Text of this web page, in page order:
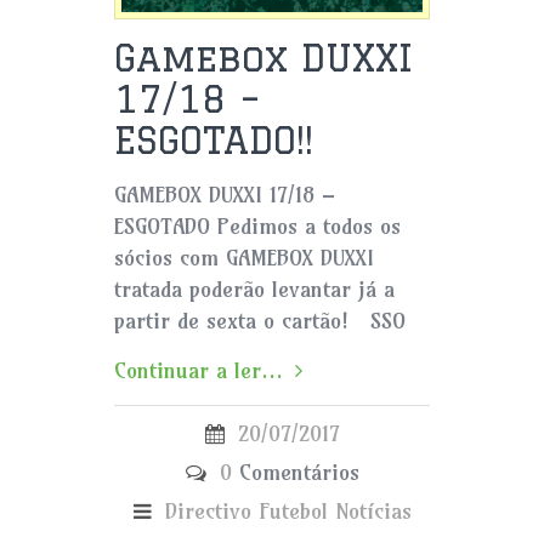
Gamebox DUXXI
17/18 –
ESGOTADO!!
GAMEBOX DUXXI 17/18 –
ESGOTADO Pedimos a todos os
sócios com GAMEBOX DUXXI
tratada poderão levantar já a
partir de sexta o cartão! SSO
Continuar a ler...
20/07/2017
0 Comentários
Directivo Futebol Notícias